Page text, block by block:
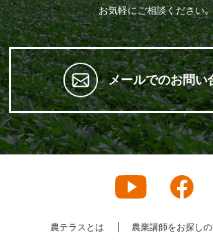
お気軽にご相談ください｡
メールでのお問い
農テラスとは 農業講師をお探し